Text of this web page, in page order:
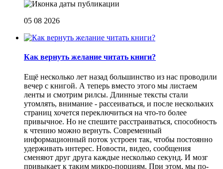
05 08 2026
Как вернуть желание читать книги?
Eщё несколько лет назад большинство из нас проводили
вечер с книгой. А теперь вместо этого мы листаем
ленты и смотрим рилсы. Длинные тексты стали
утомлять, внимание - рассеиваться, и после нескольких
страниц хочется переключиться на что-то более
привычное. Но не спешите расстраиваться, способность
к чтению можно вернуть. Современный
информационный поток устроен так, чтобы постоянно
удерживать интерес. Новости, видео, сообщения
сменяют друг друга каждые несколько секунд. И мозг
привыкает к таким микро-порциям. При этом, мы по-